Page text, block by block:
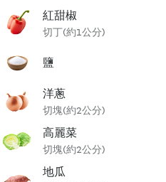
紅甜椒
切丁(約1公分)
鹽
洋蔥
切塊(約2公分)
高麗菜
切塊(約2公分)
地瓜